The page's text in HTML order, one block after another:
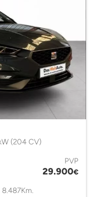
(204 CV)
PVP
29.900€